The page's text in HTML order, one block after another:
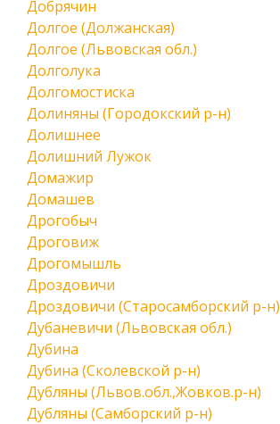
Добрячин
Долгое (Должанская)
Долгое (Львовская обл.)
Долголука
Долгомостиска
Долиняны (Городокский р-н)
Долишнее
Долишний Лужок
Домажир
Домашев
Дрогобыч
Дроговиж
Дрогомышль
Дроздовичи
Дроздовичи (Старосамборский р-н)
Дубаневичи (Львовская обл.)
Дубина
Дубина (Сколевской р-н)
Дубляны (Львов.обл.,Жовков.р-н)
Дубляны (Самборский р-н)